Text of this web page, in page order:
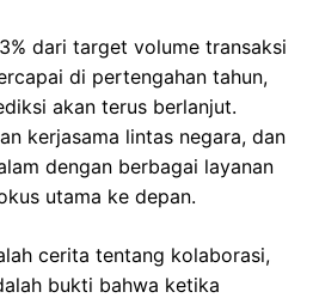
dari target volume transaksi
di pertengahan tahun,
akan terus berlanjut.
kerjasama lintas negara, dan
dengan berbagai layanan
utama ke depan.
cerita tentang kolaborasi,
bukti bahwa ketika